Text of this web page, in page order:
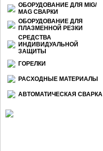
ОБОРУДОВАНИЕ ДЛЯ МIG/
МАG СВАРКИ
ОБОРУДОВАНИЕ ДЛЯ
ПЛАЗМЕННОЙ РЕЗКИ
СРЕДСТВА
ИНДИВИДУАЛЬНОЙ
ЗАЩИТЫ
ГОРЕЛКИ
РАСХОДНЫЕ МАТЕРИАЛЫ
АВТОМАТИЧЕСКАЯ СВАРКА